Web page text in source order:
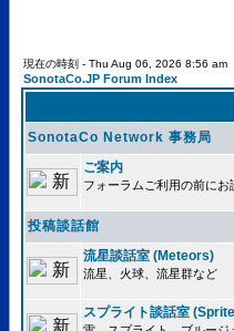
現在の時刻 - Thu Aug 06, 2026 8:56 am
SonotaCo.JP Forum Index
SonotaCo Network 事務局
ご案内
フォーラムご利用の前にお
投稿談話館
流星談話室 (Meteors)
流星、火球、流星群など
スプライト談話室